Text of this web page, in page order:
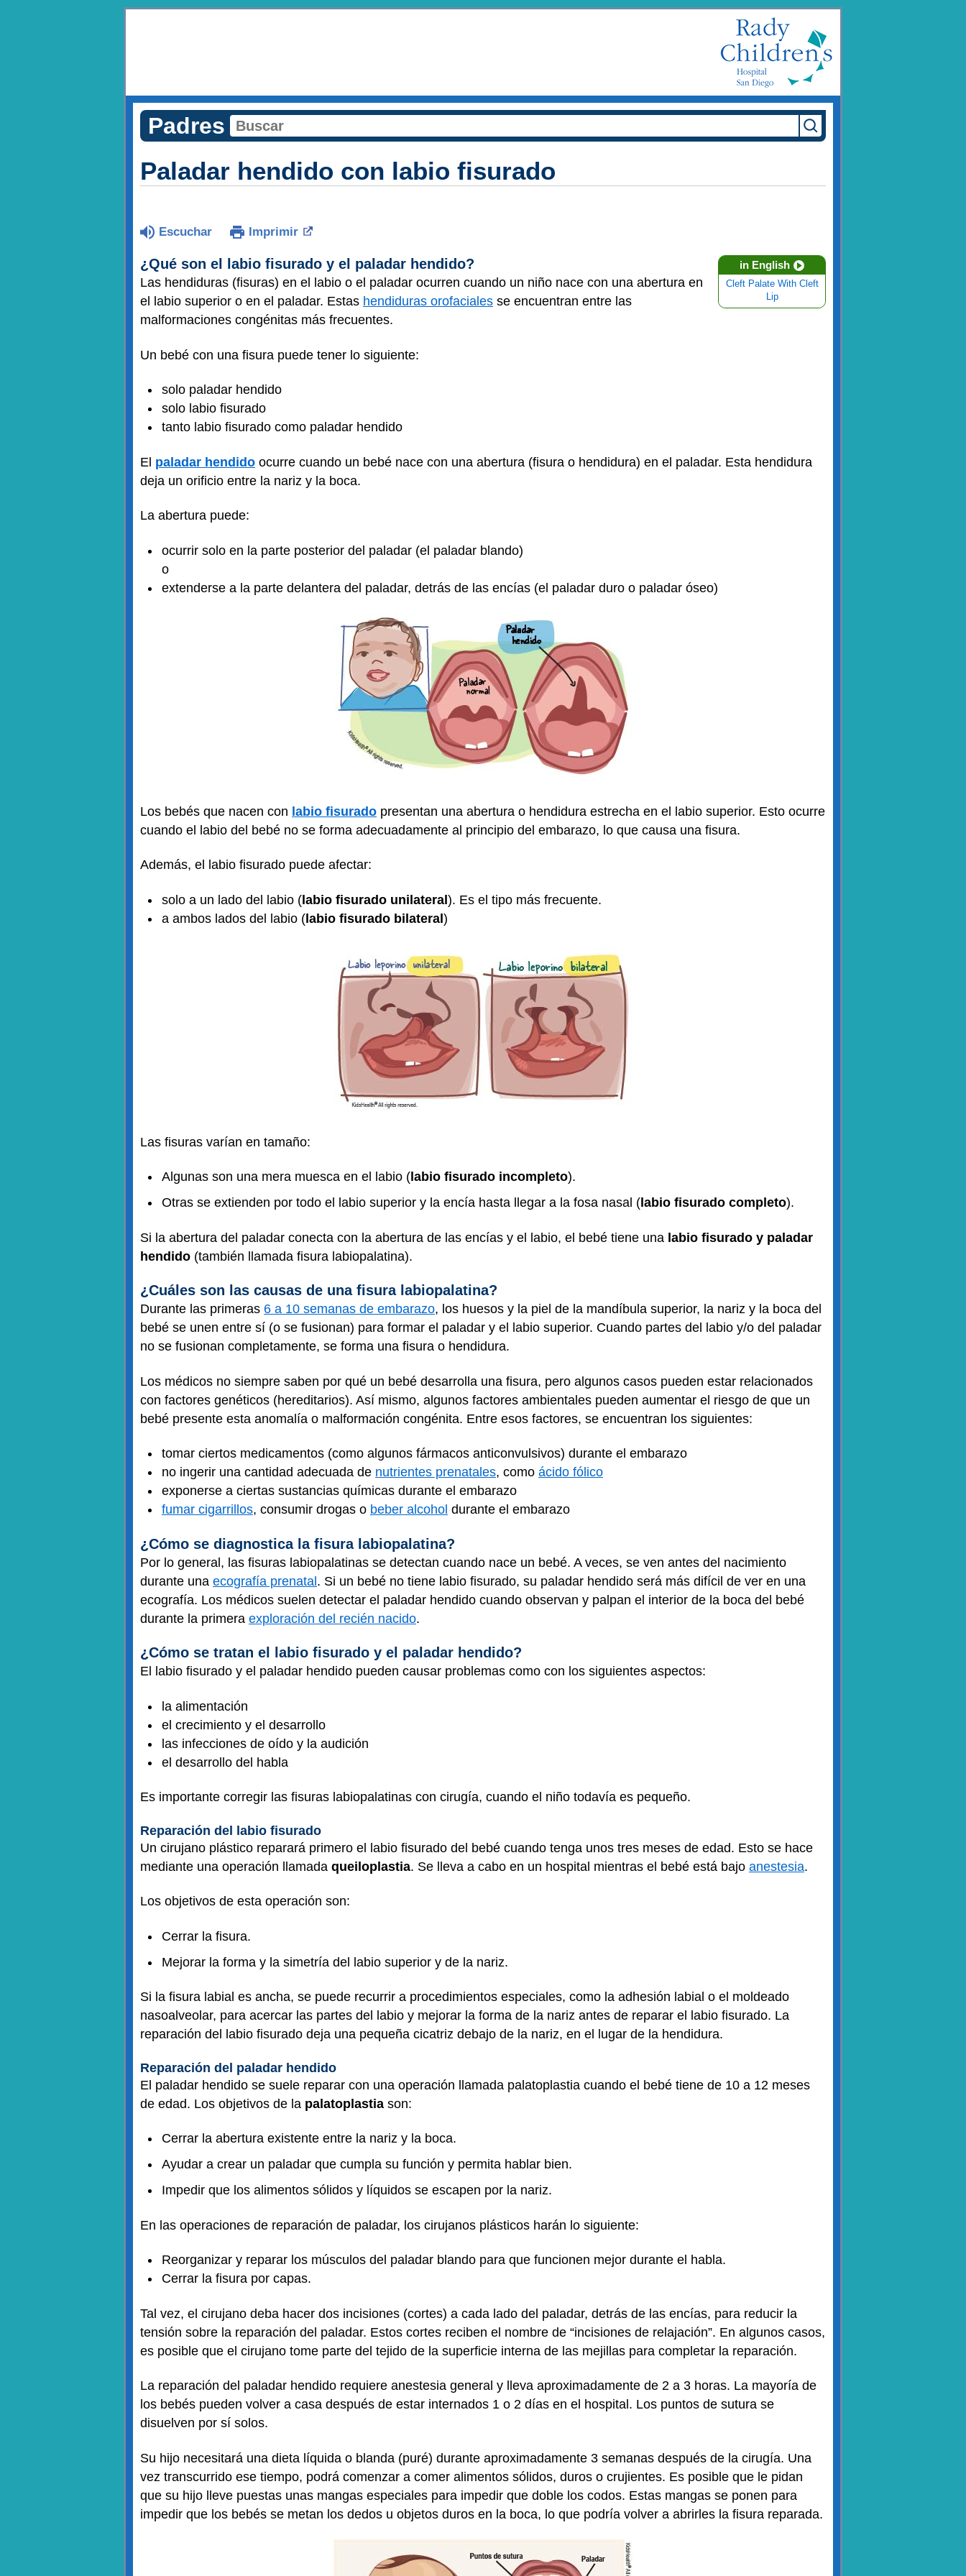
Padres
Paladar hendido con labio fisurado
Escuchar Imprimir
in English
Cleft Palate With Cleft
Lip
¿Qué son el labio fisurado y el paladar hendido?
Las hendiduras (fisuras) en el labio o el paladar ocurren cuando un niño nace con una abertura en
el labio superior o en el paladar. Estas hendiduras orofaciales se encuentran entre las
malformaciones congénitas más frecuentes.
Un bebé con una fisura puede tener lo siguiente:
solo paladar hendido
solo labio fisurado
tanto labio fisurado como paladar hendido
El paladar hendido ocurre cuando un bebé nace con una abertura (fisura o hendidura) en el paladar. Esta hendidura
deja un orificio entre la nariz y la boca.
La abertura puede:
ocurrir solo en la parte posterior del paladar (el paladar blando)
o
extenderse a la parte delantera del paladar, detrás de las encías (el paladar duro o paladar óseo)
Los bebés que nacen con labio fisurado presentan una abertura o hendidura estrecha en el labio superior. Esto ocurre
cuando el labio del bebé no se forma adecuadamente al principio del embarazo, lo que causa una fisura.
Además, el labio fisurado puede afectar:
solo a un lado del labio (labio fisurado unilateral). Es el tipo más frecuente.
a ambos lados del labio (labio fisurado bilateral)
Las fisuras varían en tamaño:
Algunas son una mera muesca en el labio ( labio fisurado incompleto).
Otras se extienden por todo el labio superior y la encía hasta llegar a la fosa nasal ( labio fisurado completo).
Si la abertura del paladar conecta con la abertura de las encías y el labio, el bebé tiene una labio fisurado y paladar
hendido (también llamada fisura labiopalatina).
¿Cuáles son las causas de una fisura labiopalatina?
Durante las primeras 6 a 10 semanas de embarazo, los huesos y la piel de la mandíbula superior, la nariz y la boca del
bebé se unen entre sí (o se fusionan) para formar el paladar y el labio superior. Cuando partes del labio y/o del paladar
no se fusionan completamente, se forma una fisura o hendidura.
Los médicos no siempre saben por qué un bebé desarrolla una fisura, pero algunos casos pueden estar relacionados
con factores genéticos (hereditarios). Así mismo, algunos factores ambientales pueden aumentar el riesgo de que un
bebé presente esta anomalía o malformación congénita. Entre esos factores, se encuentran los siguientes:
tomar ciertos medicamentos (como algunos fármacos anticonvulsivos) durante el embarazo
no ingerir una cantidad adecuada de nutrientes prenatales, como ácido fólico
exponerse a ciertas sustancias químicas durante el embarazo
fumar cigarrillos, consumir drogas o beber alcohol durante el embarazo
¿Cómo se diagnostica la fisura labiopalatina?
Por lo general, las fisuras labiopalatinas se detectan cuando nace un bebé. A veces, se ven antes del nacimiento
durante una ecografía prenatal. Si un bebé no tiene labio fisurado, su paladar hendido será más difícil de ver en una
ecografía. Los médicos suelen detectar el paladar hendido cuando observan y palpan el interior de la boca del bebé
durante la primera exploración del recién nacido.
¿Cómo se tratan el labio fisurado y el paladar hendido?
El labio fisurado y el paladar hendido pueden causar problemas como con los siguientes aspectos:
la alimentación
el crecimiento y el desarrollo
las infecciones de oído y la audición
el desarrollo del habla
Es importante corregir las fisuras labiopalatinas con cirugía, cuando el niño todavía es pequeño.
Reparación del labio fisurado
Un cirujano plástico reparará primero el labio fisurado del bebé cuando tenga unos tres meses de edad. Esto se hace
mediante una operación llamada queiloplastia. Se lleva a cabo en un hospital mientras el bebé está bajo anestesia.
Los objetivos de esta operación son:
Cerrar la fisura.
Mejorar la forma y la simetría del labio superior y de la nariz.
Si la fisura labial es ancha, se puede recurrir a procedimientos especiales, como la adhesión labial o el moldeado
nasoalveolar, para acercar las partes del labio y mejorar la forma de la nariz antes de reparar el labio fisurado. La
reparación del labio fisurado deja una pequeña cicatriz debajo de la nariz, en el lugar de la hendidura.
Reparación del paladar hendido
El paladar hendido se suele reparar con una operación llamada palatoplastia cuando el bebé tiene de 10 a 12 meses
de edad. Los objetivos de la palatoplastia son:
Cerrar la abertura existente entre la nariz y la boca.
Ayudar a crear un paladar que cumpla su función y permita hablar bien.
Impedir que los alimentos sólidos y líquidos se escapen por la nariz.
En las operaciones de reparación de paladar, los cirujanos plásticos harán lo siguiente:
Reorganizar y reparar los músculos del paladar blando para que funcionen mejor durante el habla.
Cerrar la fisura por capas.
Tal vez, el cirujano deba hacer dos incisiones (cortes) a cada lado del paladar, detrás de las encías, para reducir la
tensión sobre la reparación del paladar. Estos cortes reciben el nombre de “incisiones de relajación”. En algunos casos,
es posible que el cirujano tome parte del tejido de la superficie interna de las mejillas para completar la reparación.
La reparación del paladar hendido requiere anestesia general y lleva aproximadamente de 2 a 3 horas. La mayoría de
los bebés pueden volver a casa después de estar internados 1 o 2 días en el hospital. Los puntos de sutura se
disuelven por sí solos.
Su hijo necesitará una dieta líquida o blanda (puré) durante aproximadamente 3 semanas después de la cirugía. Una
vez transcurrido ese tiempo, podrá comenzar a comer alimentos sólidos, duros o crujientes. Es posible que le pidan
que su hijo lleve puestas unas mangas especiales para impedir que doble los codos. Estas mangas se ponen para
impedir que los bebés se metan los dedos u objetos duros en la boca, lo que podría volver a abrirles la fisura reparada.